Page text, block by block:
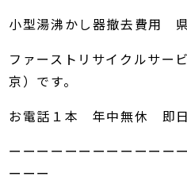
小型湯沸かし器撤去費用
ファーストリサイクルサー
京）です。
お電話１本 年中無休 即日
ーーーーーーーーーーーー
ーーー